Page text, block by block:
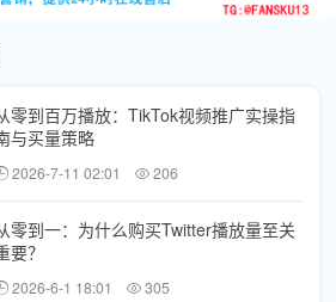
零到百万播放：TikTok视频推广实操指
与买量策略
2026-7-11 02:01 206
零到一：为什么购买Twitter播放量至关
要？
2026-6-1 18:01 305